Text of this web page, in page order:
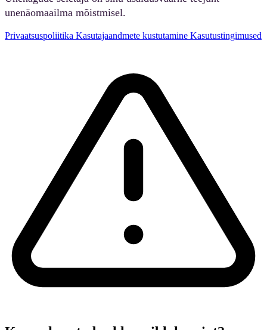
unenäomaailma mõistmisel.
Privaatsuspoliitika Kasutajaandmete kustutamine Kasutustingimused